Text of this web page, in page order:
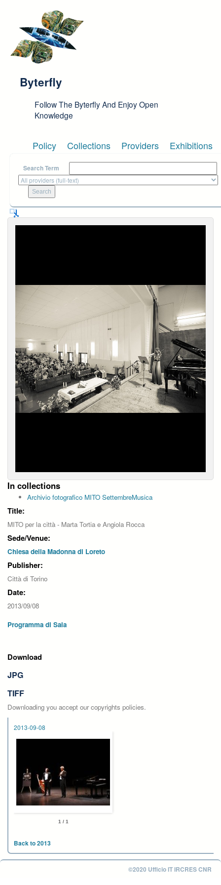
Byterfly
Follow The Byterfly And Enjoy Open
Knowledge
Policy Collections Providers Exhibitions
Search Term
In collections
Archivio fotografico MITO SettembreMusica
Title:
MITO per la città - Marta Tortia e Angiola Rocca
Sede/Venue:
Chiesa della Madonna di Loreto
Publisher:
Città di Torino
Date:
2013/09/08
Programma di Sala
Download
JPG
TIFF
Downloading you accept our copyrights policies.
2013-09-08
1 / 1
Back to 2013
©2020 Ufficio IT IRCRES CNR